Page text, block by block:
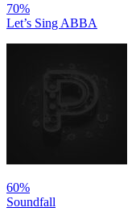
70%
Let’s Sing ABBA
60%
Soundfall